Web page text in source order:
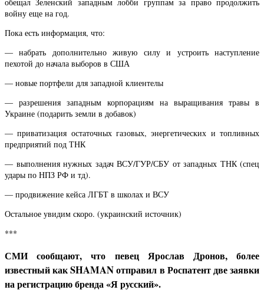
войну еще на год.
Пока есть информация, что:
— набрать дополнительно живую силу и устроить наступление
пехотой до начала выборов в США
— новые портфели для западной клиентелы
— разрешения западным корпорациям на выращивания травы в
Украине (подарить земли в добавок)
— приватизация остаточных газовых, энергетических и топливных
предприятий под ТНК
— выполнения нужных задач ВСУ/ГУР/СБУ от западных ТНК (спец
удары по НПЗ РФ и тд).
— продвижение кейса ЛГБТ в школах и ВСУ
Остальное увидим скоро. (украинский источник)
***
СМИ сообщают, что певец Ярослав Дронов, более
известный как SHAMAN отправил в Роспатент две заявки
на регистрацию бренда «Я русский».